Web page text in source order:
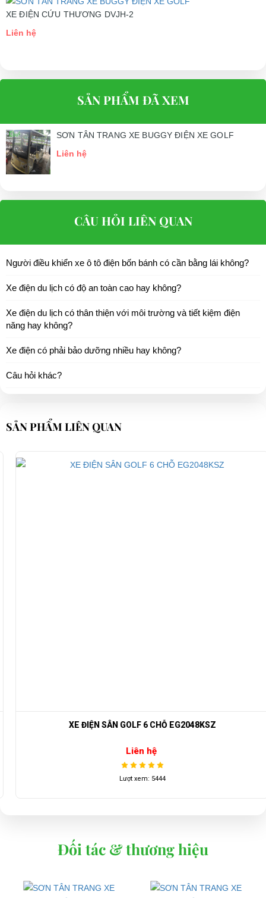
XE ĐIỆN CỨU THƯƠNG DVJH-2
Liên hệ
SẢN PHẨM ĐÃ XEM
SƠN TÂN TRANG XE BUGGY ĐIỆN XE GOLF
Liên hệ
CÂU HỎI LIÊN QUAN
Người điều khiển xe ô tô điện bốn bánh có cần bằng lái không?
Xe điện du lịch có độ an toàn cao hay không?
Xe điện du lịch có thân thiện với môi trường và tiết kiệm điện
năng hay không?
Xe điện có phải bảo dưỡng nhiều hay không?
Câu hỏi khác?
SẢN PHẨM LIÊN QUAN
XE ĐIỆN SÂN GOLF 6 CHỖ EG2048KSZ
Liên hệ
Lượt xem: 5444
Đối tác & thương hiệu